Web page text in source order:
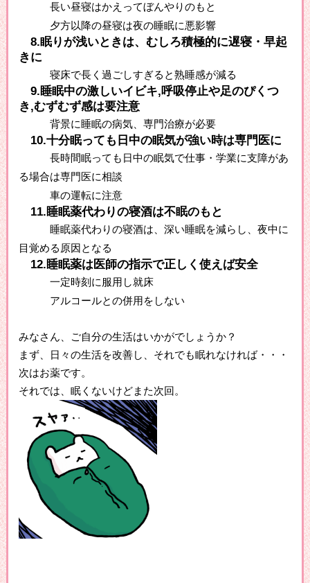
長い昼寝はかえってぼんやりのもと
夕方以降の昼寝は夜の睡眠に悪影響
8.眠りが浅いときは、むしろ積極的に遅寝・早起
きに
寝床で長く過ごしすぎると熟睡感が減る
9.睡眠中の激しいイビキ,呼吸停止や足のぴくつ
き,むずむず感は要注意
背景に睡眠の病気、専門治療が必要
10.十分眠っても日中の眠気が強い時は専門医に
長時間眠っても日中の眠気で仕事・学業に支障があ
る場合は専門医に相談
車の運転に注意
11.睡眠薬代わりの寝酒は不眠のもと
睡眠薬代わりの寝酒は、深い睡眠を減らし、夜中に
目覚める原因となる
12.睡眠薬は医師の指示で正しく使えば安全
一定時刻に服用し就床
アルコールとの併用をしない
みなさん、ご自分の生活はいかがでしょうか？
まず、日々の生活を改善し、それでも眠れなければ・・・
次はお薬です。
それでは、眠くないけどまた次回。